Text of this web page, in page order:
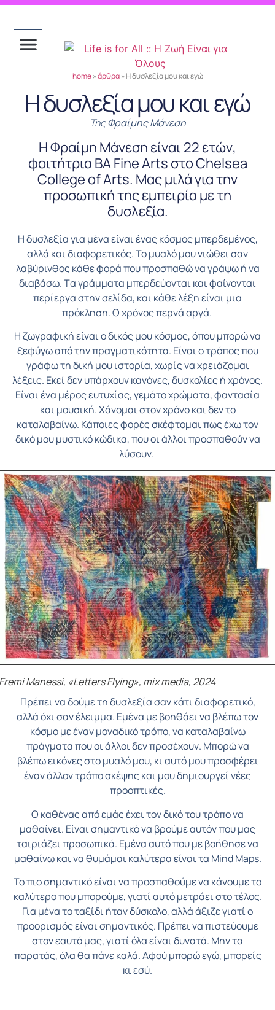
home»άρθρα»H δυσλεξία μου και εγώ
H δυσλεξία μου και εγώ
ΤηςΦραίμης Μάνεση
H Φραίμη Μάνεση είναι 22 ετών,
φοιτήτρια BA Fine Arts στο Chelsea
College of Arts. Μας μιλά για την
προσωπική της εμπειρία με τη
δυσλεξία.
Η δυσλεξία για μένα είναι ένας κόσμος μπερδεμένος,
αλλά και διαφορετικός. Το μυαλό μου νιώθει σαν
λαβύρινθος κάθε φορά που προσπαθώ να γράψω ή να
διαβάσω. Tα γράμματα μπερδεύονται και φαίνονται
περίεργα στην σελίδα, και κάθε λέξη είναι μια
πρόκληση. Ο χρόνος περνά αργά.
Η ζωγραφική είναι ο δικός μου κόσμος, όπου μπορώ να
ξεφύγω από την πραγματικότητα. Είναι ο τρόπος που
γράφω τη δική μου ιστορία, χωρίς να χρειάζομαι
λέξεις. Εκεί δεν υπάρχουν κανόνες, δυσκολίες ή χρόνος.
Είναι ένα μέρος ευτυχίας, γεμάτο χρώματα, φαντασία
και μουσική. Χάνομαι στον χρόνο και δεν το
καταλαβαίνω. Κάποιες φορές σκέφτομαι πως έχω τον
δικό μου μυστικό κώδικα, που οι άλλοι προσπαθούν να
λύσουν.
Manessi, «Letters Flying», mix media, 2024
Πρέπει να δούμε τη δυσλεξία σαν κάτι διαφορετικό,
αλλά όχι σαν έλειμμα. Εμένα με βοηθάει να βλέπω τον
κόσμο με έναν μοναδικό τρόπο, να καταλαβαίνω
πράγματα που οι άλλοι δεν προσέχουν. Μπορώ να
βλέπω εικόνες στο μυαλό μου, κι αυτό μου προσφέρει
έναν άλλον τρόπο σκέψης και μου δημιουργεί νέες
προοπτικές.
Ο καθένας από εμάς έχει τον δικό του τρόπο να
μαθαίνει. Είναι σημαντικό να βρούμε αυτόν που μας
ταιριάζει προσωπικά. Εμένα αυτό που με βοήθησε να
μαθαίνω και να θυμάμαι καλύτερα είναι τα Mind Maps.
Το πιο σημαντικό είναι να προσπαθούμε να κάνουμε το
καλύτερο που μπορούμε, γιατί αυτό μετράει στο τέλος.
Για μένα το ταξίδι ήταν δύσκολο, αλλά άξιζε γιατί ο
προορισμός είναι σημαντικός. Πρέπει να πιστεύουμε
στον εαυτό μας, γιατί όλα είναι δυνατά. Μην τα
παρατάς, όλα θα πάνε καλά. Αφού μπορώ εγώ, μπορείς
κι εσύ.